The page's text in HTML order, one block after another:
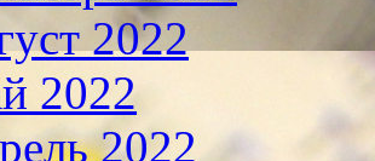
2022
2022
2022